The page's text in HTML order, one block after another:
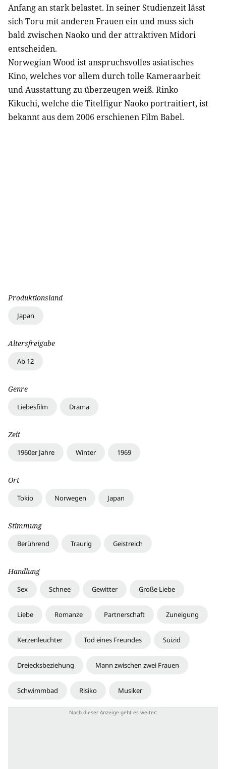
Anfang an stark belastet. In seiner Studienzeit lässt
sich Toru mit anderen Frauen ein und muss sich
bald zwischen Naoko und der attraktiven Midori
entscheiden.
Norwegian Wood ist anspruchsvolles asiatisches
Kino, welches vor allem durch tolle Kameraarbeit
und Ausstattung zu überzeugen weiß. Rinko
Kikuchi, welche die Titelfigur Naoko portraitiert, ist
bekannt aus dem 2006 erschienen Film Babel.
Produktionsland
Japan
Altersfreigabe
Ab 12
Genre
Liebesfilm Drama
Zeit
1960er Jahre Winter 1969
Ort
Tokio Norwegen Japan
Stimmung
Berührend Traurig Geistreich
Handlung
Sex Schnee Gewitter Große Liebe
Liebe Romanze Partnerschaft Zuneigung
Kerzenleuchter Tod eines Freundes Suizid
Dreiecksbeziehung Mann zwischen zwei Frauen
Schwimmbad Risiko Musiker